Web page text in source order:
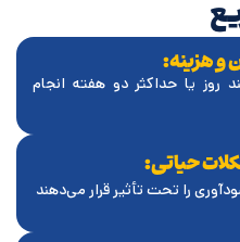
و هزینه:
روز یا حداکثر دو هفته انجام
حیاتی:
را تحت تأثیر قرار می‌دهند